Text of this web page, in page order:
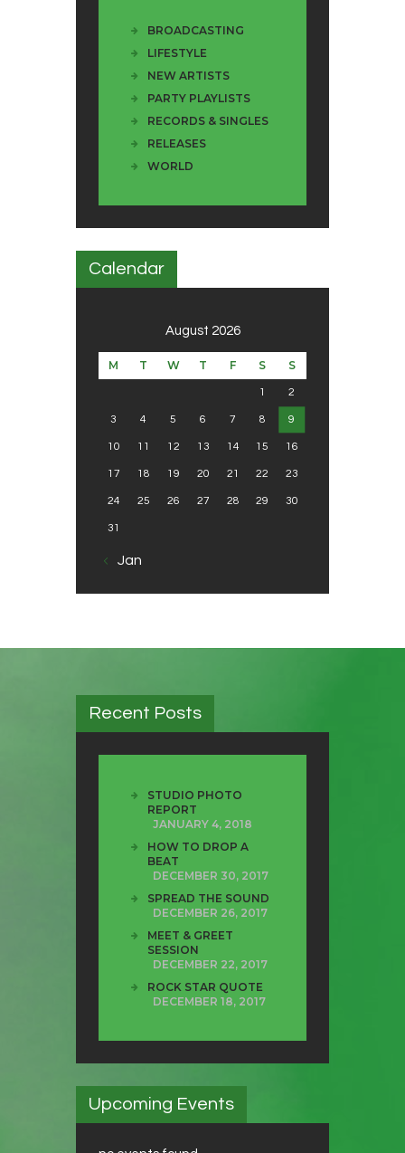
BROADCASTING
LIFESTYLE
NEW ARTISTS
PARTY PLAYLISTS
RECORDS & SINGLES
RELEASES
WORLD
Calendar
August 2026
M T W T F S S
1 2
3 4 5 6 7 8 9
10 11 12 13 14 15 16
17 18 19 20 21 22 23
24 25 26 27 28 29 30
31
« Jan
Recent Posts
STUDIO PHOTO
REPORT
JANUARY 4, 2018
HOW TO DROP A
BEAT
DECEMBER 30, 2017
SPREAD THE SOUND
DECEMBER 26, 2017
MEET & GREET
SESSION
DECEMBER 22, 2017
ROCK STAR QUOTE
DECEMBER 18, 2017
Upcoming Events